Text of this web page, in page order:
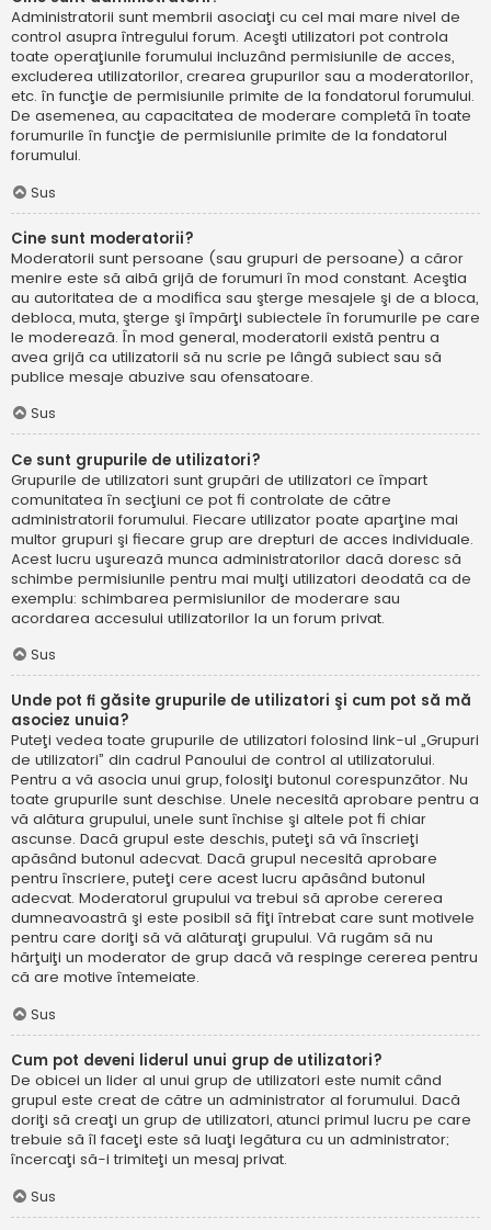
Administratorii sunt membrii asociaţi cu cel mai mare nivel de
control asupra întregului forum. Aceşti utilizatori pot controla
toate operaţiunile forumului incluzând permisiunile de acces,
excluderea utilizatorilor, crearea grupurilor sau a moderatorilor,
etc. în funcţie de permisiunile primite de la fondatorul forumului.
De asemenea, au capacitatea de moderare completă în toate
forumurile în funcţie de permisiunile primite de la fondatorul
forumului.
Sus
Cine sunt moderatorii?
Moderatorii sunt persoane (sau grupuri de persoane) a căror
menire este să aibă grijă de forumuri în mod constant. Aceştia
au autoritatea de a modifica sau şterge mesajele şi de a bloca,
debloca, muta, şterge şi împărţi subiectele în forumurile pe care
le moderează. În mod general, moderatorii există pentru a
avea grijă ca utilizatorii să nu scrie pe lângă subiect sau să
publice mesaje abuzive sau ofensatoare.
Sus
Ce sunt grupurile de utilizatori?
Grupurile de utilizatori sunt grupări de utilizatori ce împart
comunitatea în secţiuni ce pot fi controlate de către
administratorii forumului. Fiecare utilizator poate aparţine mai
multor grupuri şi fiecare grup are drepturi de acces individuale.
Acest lucru uşurează munca administratorilor dacă doresc să
schimbe permisiunile pentru mai mulţi utilizatori deodată ca de
exemplu: schimbarea permisiunilor de moderare sau
acordarea accesului utilizatorilor la un forum privat.
Sus
Unde pot fi găsite grupurile de utilizatori şi cum pot să mă
asociez unuia?
Puteţi vedea toate grupurile de utilizatori folosind link-ul „Grupuri
de utilizatori” din cadrul Panoului de control al utilizatorului.
Pentru a vă asocia unui grup, folosiţi butonul corespunzător. Nu
toate grupurile sunt deschise. Unele necesită aprobare pentru a
vă alătura grupului, unele sunt închise şi altele pot fi chiar
ascunse. Dacă grupul este deschis, puteţi să vă înscrieţi
apăsând butonul adecvat. Dacă grupul necesită aprobare
pentru înscriere, puteţi cere acest lucru apăsând butonul
adecvat. Moderatorul grupului va trebui să aprobe cererea
dumneavoastră şi este posibil să fiţi întrebat care sunt motivele
pentru care doriţi să vă alăturaţi grupului. Vă rugăm să nu
hărţuiţi un moderator de grup dacă vă respinge cererea pentru
că are motive întemeiate.
Sus
Cum pot deveni liderul unui grup de utilizatori?
De obicei un lider al unui grup de utilizatori este numit când
grupul este creat de către un administrator al forumului. Dacă
doriţi să creaţi un grup de utilizatori, atunci primul lucru pe care
trebuie să îl faceţi este să luaţi legătura cu un administrator;
încercaţi să-i trimiteţi un mesaj privat.
Sus